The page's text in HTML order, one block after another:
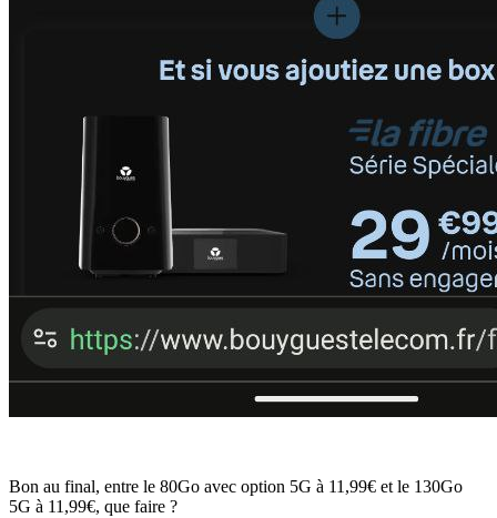
Bon au final, entre le 80Go avec option 5G à 11,99€ et le 130Go
5G à 11,99€, que faire ?